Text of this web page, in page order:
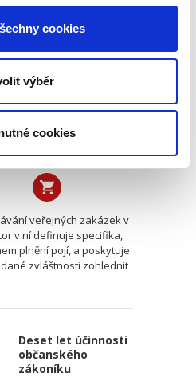
cookies
výběr
cookies
Veřejné zakázky v
oblasti softwaru.
Vendor lock-in a
další specifika
veřejných zakázek v
v ní definuje specifika,
plnění pojí, a poskytuje
zvláštnosti zohlednit
Deset let účinnosti
občanského
zákoníku